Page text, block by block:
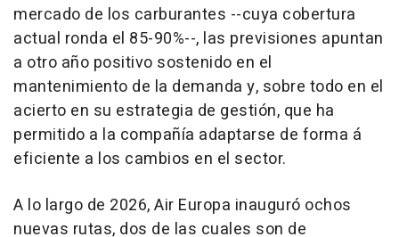
mercado de los carburantes --cuya cobertura
actual ronda el 85-90%--, las previsiones apuntan
a otro año positivo sostenido en el
mantenimiento de la demanda y, sobre todo en el
acierto en su estrategia de gestión, que ha
permitido a la compañía adaptarse de forma á
eficiente a los cambios en el sector.
A lo largo de 2026, Air Europa inauguró ochos
nuevas rutas, dos de las cuales son de